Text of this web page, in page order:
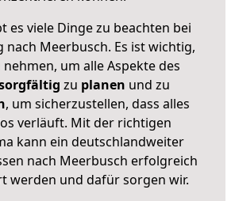
es viele Dinge zu beachten bei
nach Meerbusch. Es ist wichtig,
nehmen, um alle Aspekte des
zu planen und zu
, um sicherzustellen, dass alles
verläuft. Mit der richtigen
kann ein deutschlandweiter
nach Meerbusch erfolgreich
werden und dafür sorgen wir.